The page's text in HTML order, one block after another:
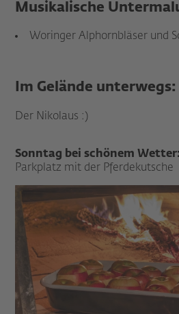
Musikalische
Woringer Alphornbläser und
Im Gelände unterwegs:
Der Nikolaus :)
Sonntag bei schönem Wetter:
Parkplatz mit der Pferdekutsche